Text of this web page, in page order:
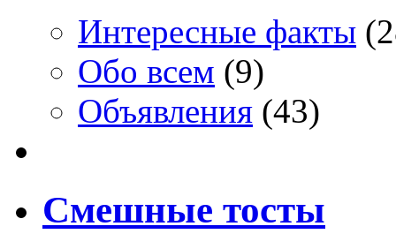
Интересные факты
Обо всем (9)
Объявления (43)
Смешные тосты